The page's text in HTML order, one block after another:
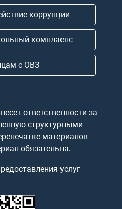
коррупции
комплаенс
с ОВЗ
ответственности за
структурными
материалов
обязательна.
услуг